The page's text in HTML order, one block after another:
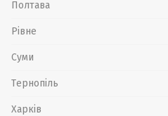
Полтава
Рівне
Суми
Тернопіль
Харків